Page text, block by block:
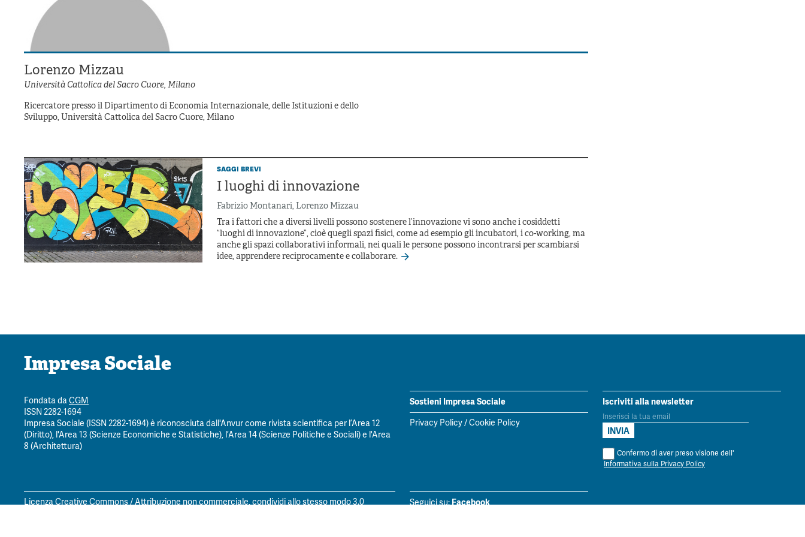
Lorenzo Mizzau
Università Cattolica del Sacro Cuore, Milano
Ricercatore presso il Dipartimento di Economia Internazionale, delle Istituzioni e dello
Sviluppo, Università Cattolica del Sacro Cuore, Milano
saggi brevi
I luoghi di innovazione
Fabrizio Montanari, Lorenzo Mizzau
Tra i fattori che a diversi livelli possono sostenere l’innovazione vi sono anche i cosiddetti
“luoghi di innovazione”, cioè quegli spazi fisici, come ad esempio gli incubatori, i co-working, ma
anche gli spazi collaborativi informali, nei quali le persone possono incontrarsi per scambiarsi
idee, apprendere reciprocamente e collaborare.
Impresa Sociale
Fondata daCGM
ISSN 2282-1694
Impresa Sociale (ISSN 2282-1694) è riconosciuta dall'Anvur come rivista scientifica per l’Area 12
(Diritto), l'Area 13 (Scienze Economiche e Statistiche), l’Area 14 (Scienze Politiche e Sociali) e l'Area
8 (Architettura)
Sostieni Impresa Sociale
Privacy Policy/Cookie Policy
Iscriviti alla newsletter
Confermo di aver preso visione dell'
Informativa sulla Privacy Policy
Licenza Creative Commons / Attribuzione non commerciale, condividi allo stesso modo 3.0 Seguici su:Facebook